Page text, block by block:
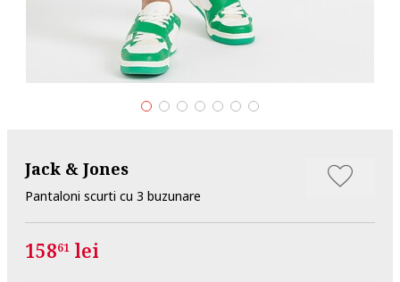
Jack & Jones
Pantaloni scurti cu 3 buzunare
15861 lei